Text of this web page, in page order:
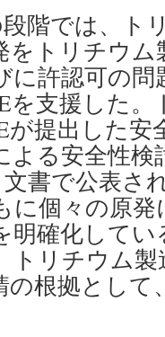
階では、ト
をトリチウ
に許認可の
を支援した
が提出した
よる安全性検
文書で公表さ
に個々の原
明確化して
トリチウム
の根拠とし